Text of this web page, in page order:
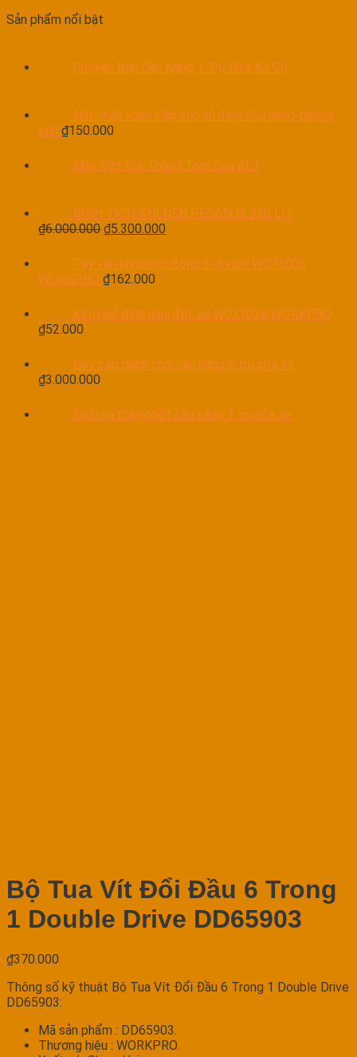
Sản phẩm nổi bật
Chuyên Bán Cầu Nâng 1 Trụ Rửa Xe Cũ
Nút nhấn khẩn cấp cho tủ điện cầu nâng-phòng
sơn ₫150.000
Máy Vớt Đĩa Thắng Tam-bua AL1
BÌNH TÍCH KHÍ NÉN PEGASUS 330 LÍT
₫6.000.000 ₫5.300.000
Tay vặn nhanh tự động 3/8 inch W071005
WORKPRO ₫162.000
Kìm nhổ đinh mini đút túi W031020 WORKPRO
₫52.000
Dây cáp dành cho cầu nâng 2 trụ sửa xe
₫3.000.000
Dịch vụ thay phốt cầu nâng 1 trụ rửa xe
Bộ Tua Vít Đổi Đầu 6 Trong
1 Double Drive DD65903
₫370.000
Thông số kỹ thuật Bộ Tua Vít Đổi Đầu 6 Trong 1 Double Drive
DD65903:
Mã sản phẩm : DD65903.
Thương hiệu : WORKPRO.